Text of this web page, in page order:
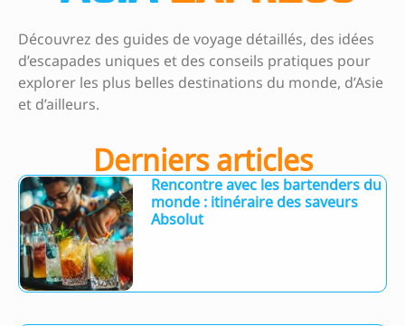
Découvrez des guides de voyage détaillés, des idées
d’escapades uniques et des conseils pratiques pour
explorer les plus belles destinations du monde, d’Asie
et d’ailleurs.
Derniers articles
Rencontre avec les bartenders du
monde : itinéraire des saveurs
Absolut